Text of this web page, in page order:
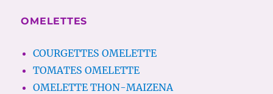
OMELETTES
COURGETTES OMELETTE
TOMATES OMELETTE
OMELETTE THON-MAIZENA